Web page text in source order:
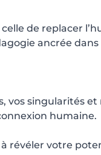
de replacer
ancrée dans
vos singularités et
humaine.
révéler votre